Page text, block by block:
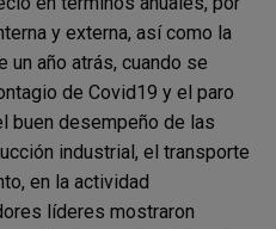
y externa, así como la
un año atrás, cuando se
de Covid19 y el paro
buen desempeño de las
industrial, el transporte
en la actividad
líderes mostraron